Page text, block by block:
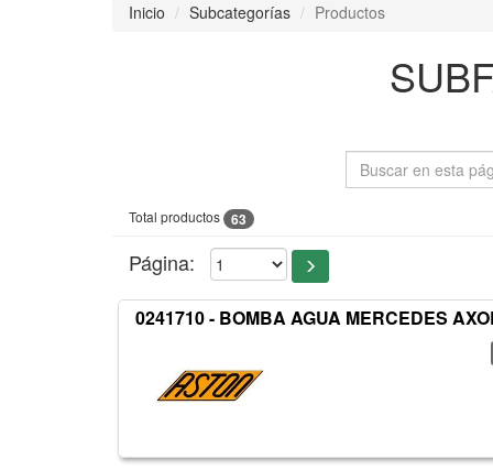
Inicio Subcategorías Productos
Total productos 63
Página:
0241710 - BOMBA AGUA MERCEDES